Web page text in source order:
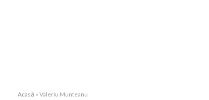
Acasă » Valeriu Munteanu